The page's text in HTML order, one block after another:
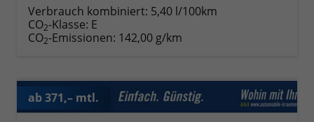
Verbrauch kombiniert: 5,40 l/100km
CO2-Klasse: E
CO2-Emissionen: 142,00 g/km
ab 371,– mtl.